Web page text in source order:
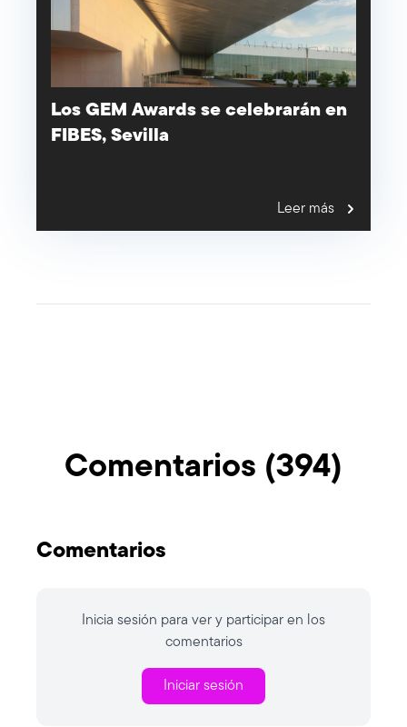
Los GEM Awards se celebrarán en
FIBES, Sevilla
Leer más
Comentarios (394)
Comentarios
Inicia sesión para ver y participar en los
comentarios
Iniciar sesión